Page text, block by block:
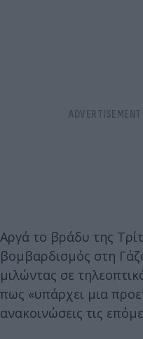
Αργά το βράδυ της
βομβαρδισμός στη
μιλώντας σε
πως «υπάρχει μια
ανακοινώσεις τις